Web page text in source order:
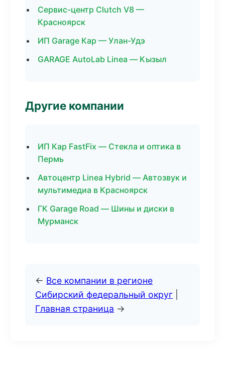
Сервис-центр Clutch V8 —
Красноярск
ИП Garage Кар — Улан-Удэ
GARAGE AutoLab Linea — Кызыл
Другие компании
ИП Кар FastFix — Стекла и оптика в
Пермь
Автоцентр Linea Hybrid — Автозвук и
мультимедиа в Красноярск
ГК Garage Road — Шины и диски в
Мурманск
← Все компании в регионе
Сибирский федеральный округ
Главная страница →